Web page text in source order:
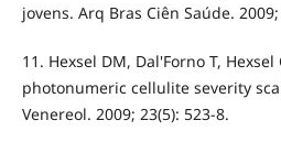
jovens. Arq Bras Ciên Saúde.
11. Hexsel DM, Dal'Forno T, Hexsel
photonumeric cellulite severity
Venereol. 2009; 23(5): 523-8.